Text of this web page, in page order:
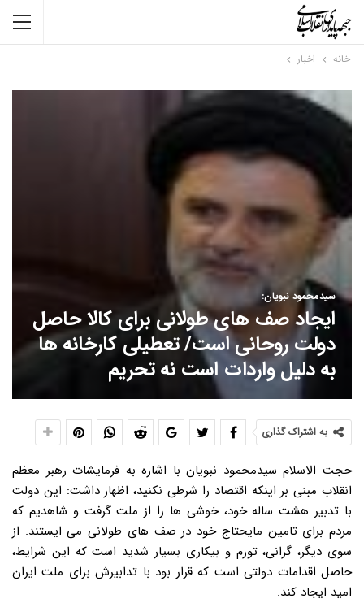
خانه اخبار
سیدمحمود نبویان:
ایجاد صف های طولانی برای کالا حاصل
دولت روحانی است/ تعطیلی کارخانه ها
به دلیل واردات است نه تحریم
به اشتراک گذاری
حجت الاسلام سیدمحمود نبویان با اشاره به فرمایشات رهبر معظم
انقلاب مبنی بر اینکه اقتصاد را شرطی نکنید، اظهار داشت: این دولت
با تدبیر هشت ساله خود، خوشی ها را از ملت گرفت و شاهدیم که
مردم برای تامین مایحتاج خود در صف های طولانی می ایستند. از
سوی دیگر، گرانی، تورم و بیکاری بسیار شدید است که این شرایط،
حاصل اقدامات دولتی است که قرار بود با تدابیرش برای ملت ایران
امید ایجاد کند.